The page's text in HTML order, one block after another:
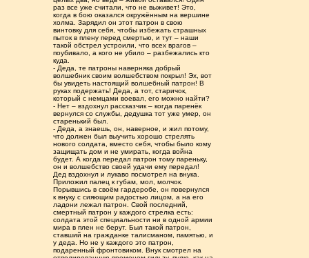
раз все уже считали, что не выживет! Это,
когда в бою оказался окружённым на вершине
холма. Зарядил он этот патрон в свою
винтовку для себя, чтобы избежать страшных
пыток в плену перед смертью, и тут – наши
такой обстрел устроили, что всех врагов –
поубивало, а кого не убило – разбежались кто
куда.
- Деда, те патроны наверняка добрый
волшебник своим волшебством покрыл! Эх, вот
бы увидеть настоящий волшебный патрон! В
руках подержать! Деда, а тот, старичок,
который с немцами воевал, его можно найти?
- Нет – вздохнул рассказчик – когда паренёк
вернулся со службы, дедушка тот уже умер, он
старенький был.
- Деда, а знаешь, он, наверное, и жил потому,
что должен был выучить хорошо стрелять
нового солдата, вместо себя, чтобы было кому
защищать дом и не умирать, когда война
будет. А когда передал патрон тому пареньку,
он и волшебство своей удачи ему передал!
Дед вздохнул и лукаво посмотрел на внука.
Приложил палец к губам, мол, молчок.
Порывшись в своём гардеробе, он повернулся
к внуку с сияющим радостью лицом, а на его
ладони лежал патрон. Свой последний,
смертный патрон у каждого стрелка есть:
солдата этой специальности ни в одной армии
мира в плен не берут. Был такой патрон,
ставший на гражданке талисманом, памятью, и
у деда. Но не у каждого это патрон,
подаренный фронтовиком. Внук смотрел на